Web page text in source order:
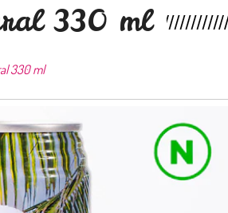
330 ml
330 ml